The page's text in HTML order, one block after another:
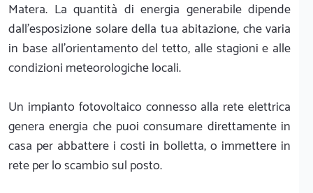
Matera. La quantità di energia generabile dipende
dall'esposizione solare della tua abitazione, che varia
in base all'orientamento del tetto, alle stagioni e alle
condizioni meteorologiche locali.
Un impianto fotovoltaico connesso alla rete elettrica
genera energia che puoi consumare direttamente in
casa per abbattere i costi in bolletta, o immettere in
rete per lo scambio sul posto.